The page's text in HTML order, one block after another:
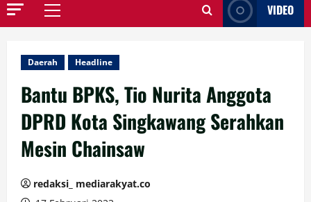
Primary
VIDEO
Daerah Headline
Bantu BPKS, Tio Nurita Anggota
DPRD Kota Singkawang Serahkan
Mesin Chainsaw
redaksi_ mediarakyat.co